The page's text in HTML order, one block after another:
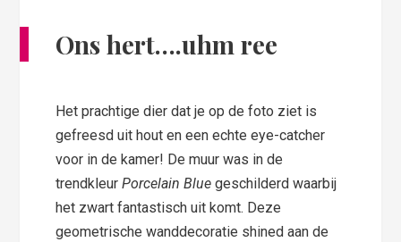
Ons hert….uhm ree
Het prachtige dier dat je op de foto ziet is
gefreesd uit hout en een echte eye-catcher
voor in de kamer! De muur was in de
trendkleurPorcelain Blue geschilderd waarbij
het zwart fantastisch uit komt. Deze
geometrische wanddecoratie shined aan de